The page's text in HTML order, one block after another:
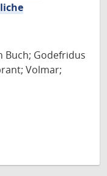
Buch; Godefridus
Volmar;